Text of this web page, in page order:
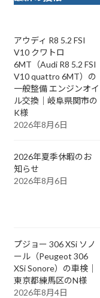
アウディ R8 5.2 FSI
V10 クワトロ
6MT（Audi R8 5.2 FSI
V10 quattro 6MT）の
一般整備 エンジンオイ
ル交換｜岐阜県関市の
K様
2026年8月6日
2026年夏季休暇のお
知らせ
2026年8月6日
プジョー 306 XSi ソノ
ール（Peugeot 306
XSi Sonore）の車検｜
東京都練馬区のN様
2026年8月4日